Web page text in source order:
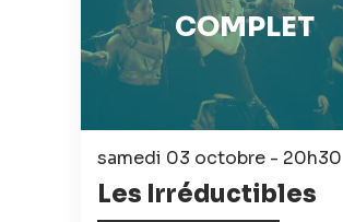
samedi 03 octobre - 20h30
Les Irréductibles
COMPLET